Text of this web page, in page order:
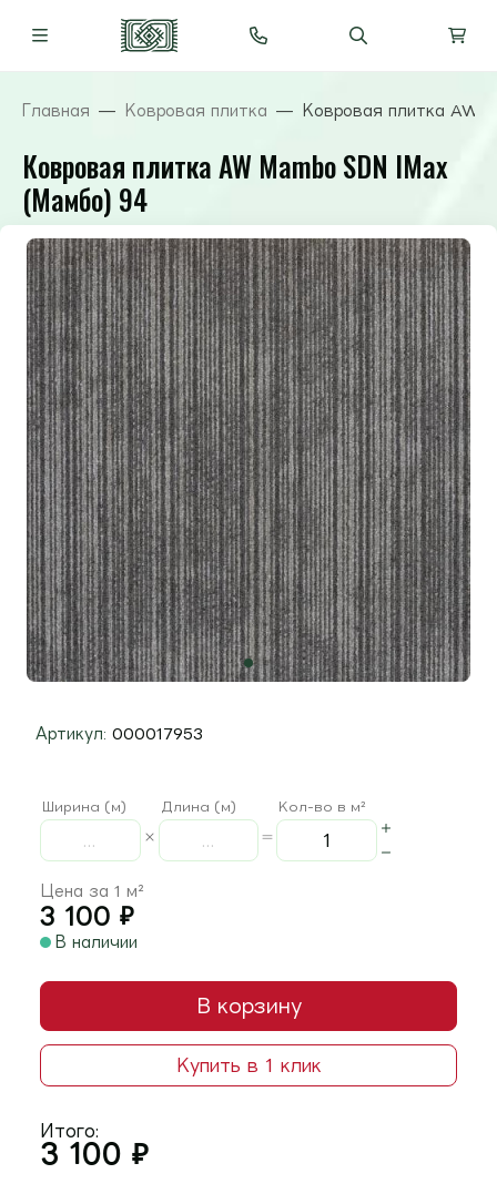
Главная Ковровая плитка Ковровая плитка AW
Ковровая плитка AW Mambo SDN IMax
(Мамбо) 94
Артикул: 000017953
Ширина (м) Длина (м) Кол-во в м²
Цена за 1 м²
3 100 ₽
В наличии
В корзину
Купить в 1 клик
Итого:
3 100 ₽